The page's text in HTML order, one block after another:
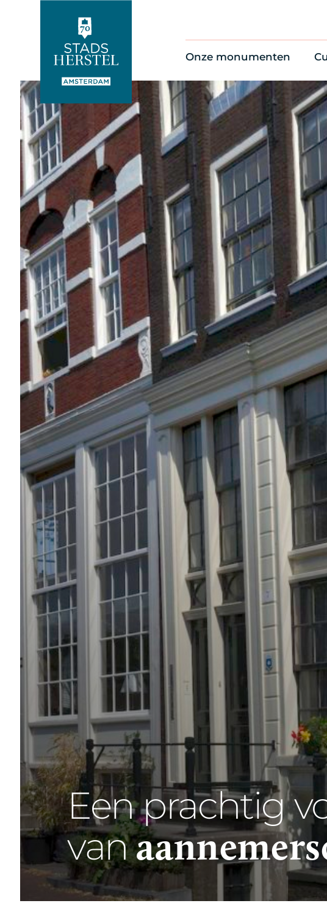
Onze monumenten
Alle monumenten
Restauratienieuws
Op de kaart
Thema’s
Een prachtig
van